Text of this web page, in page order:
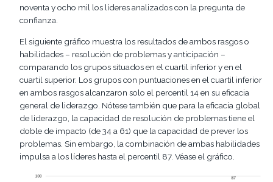
noventa y ocho mil los líderes analizados con la pregunta de
confianza.
El siguiente gráfico muestra los resultados de ambos rasgos o
habilidades – resolución de problemas y anticipación –
comparando los grupos situados en el cuartil inferior y en el
cuartil superior. Los grupos con puntuaciones en el cuartil inferior
en ambos rasgos alcanzaron solo el percentil 14 en su eficacia
general de liderazgo. Nótese también que para la eficacia global
de liderazgo, la capacidad de resolución de problemas tiene el
doble de impacto (de 34 a 61) que la capacidad de prever los
problemas. Sin embargo, la combinación de ambas habilidades
impulsa a los líderes hasta el percentil 87. Véase el gráfico.